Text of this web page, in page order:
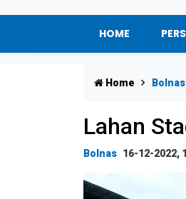
HOME
Home Bolnas
Lahan
Bolnas 16-12-2022,